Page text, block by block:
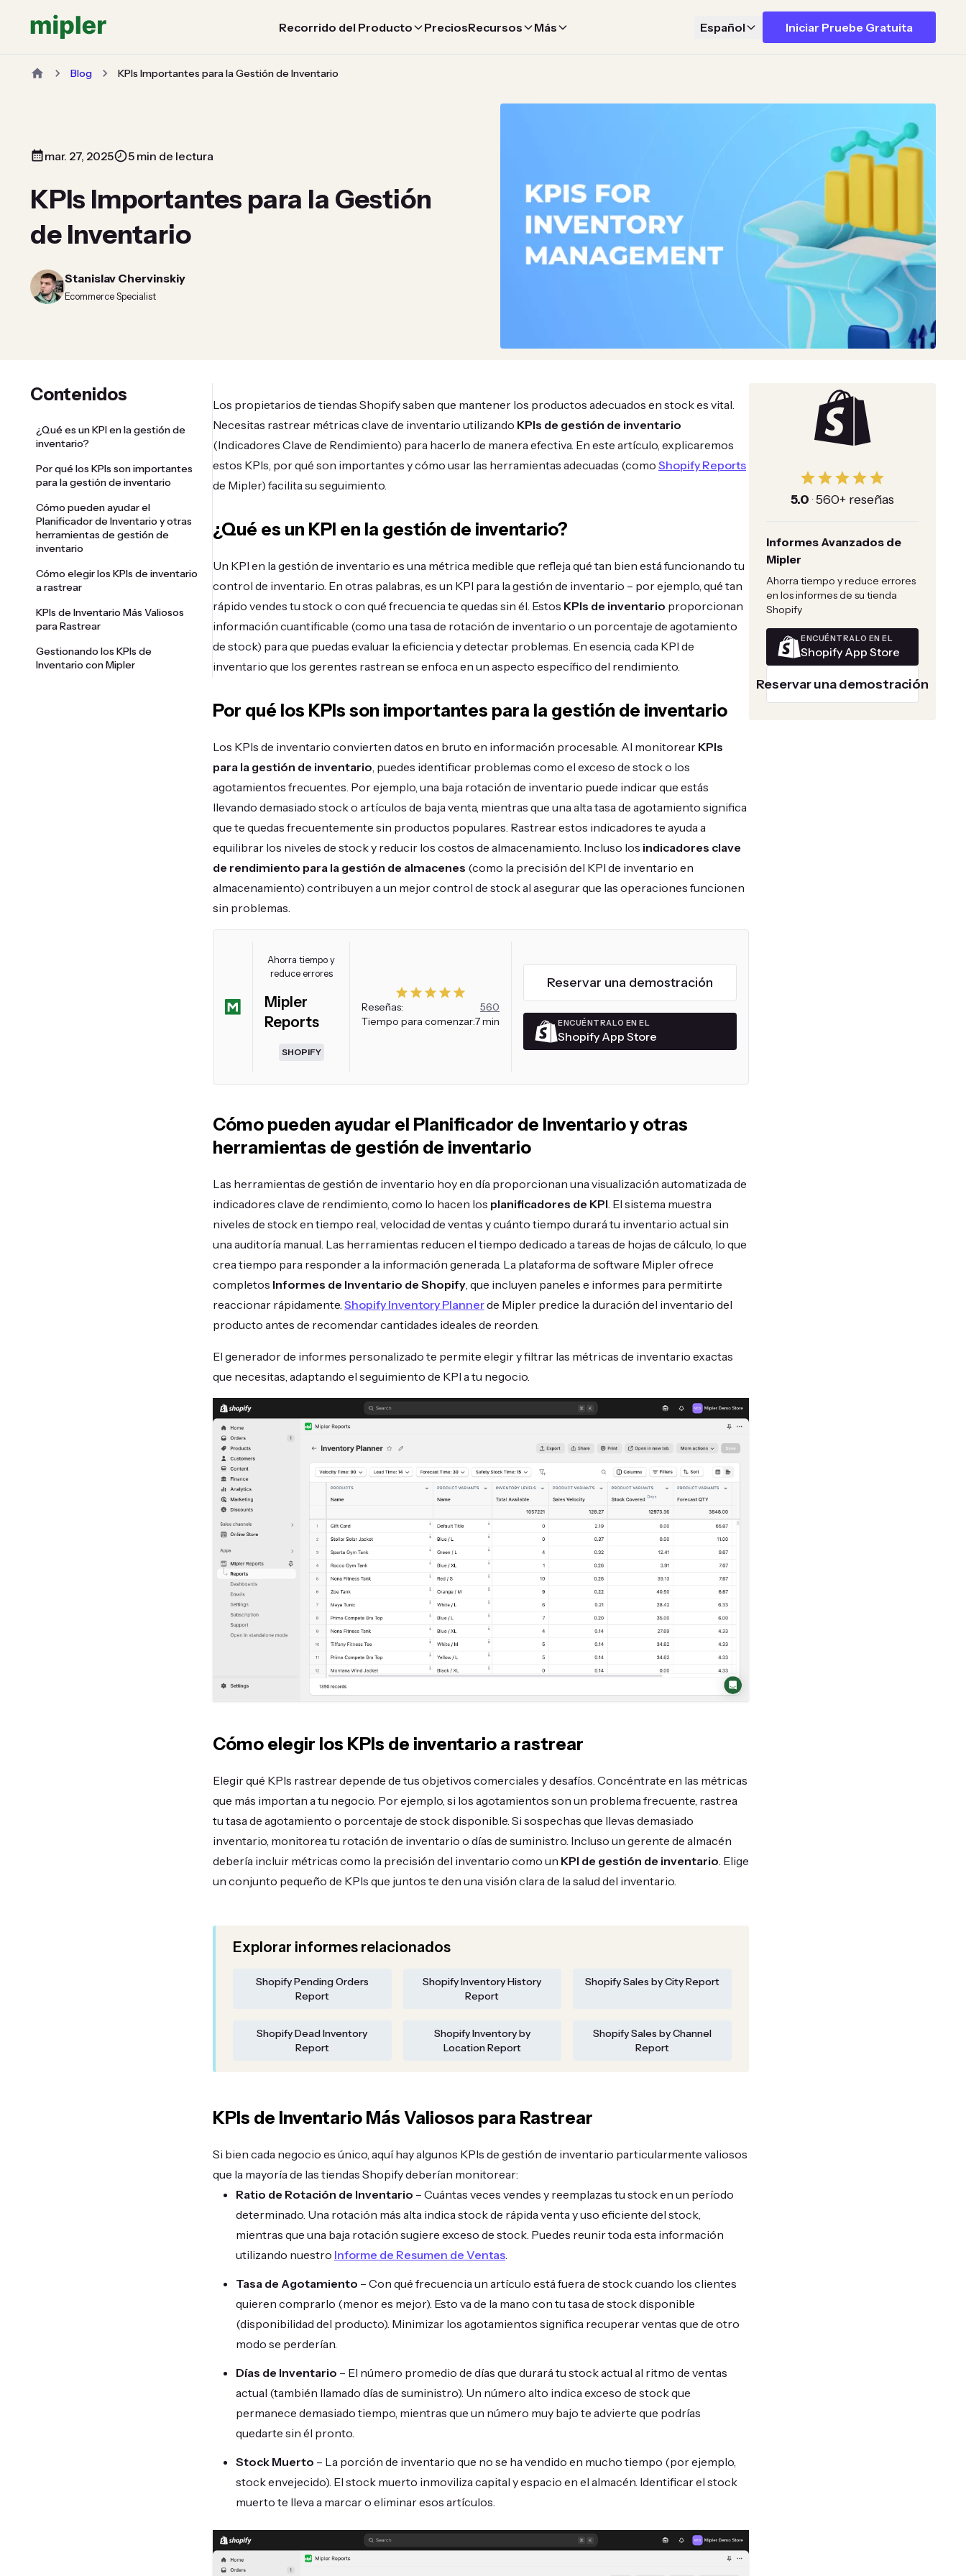
Recorrido del Producto PreciosRecursos Más Español Iniciar Pruebe Gratuita
Blog KPIs Importantes para la Gestión de Inventario
mar. 27, 2025 5 min de lectura
KPIs Importantes para la Gestión
de Inventario
Stanislav Chervinskiy
Ecommerce Specialist
Contenidos
¿Qué es un KPI en la gestión de
inventario?
Por qué los KPIs son importantes
para la gestión de inventario
Cómo pueden ayudar el
Planificador de Inventario y otras
herramientas de gestión de
inventario
Cómo elegir los KPIs de inventario
a rastrear
KPIs de Inventario Más Valiosos
para Rastrear
Gestionando los KPIs de
Inventario con Mipler
Los propietarios de tiendas Shopify saben que mantener los productos adecuados en stock es vital.
Necesitas rastrear métricas clave de inventario utilizando KPIs de gestión de inventario
(Indicadores Clave de Rendimiento) para hacerlo de manera efectiva. En este artículo, explicaremos
estos KPIs, por qué son importantes y cómo usar las herramientas adecuadas (como Shopify Reports
de Mipler) facilita su seguimiento.
¿Qué es un KPI en la gestión de inventario?
Un KPI en la gestión de inventario es una métrica medible que refleja qué tan bien está funcionando tu
control de inventario. En otras palabras, es un KPI para la gestión de inventario – por ejemplo, qué tan
rápido vendes tu stock o con qué frecuencia te quedas sin él. Estos KPIs de inventario proporcionan
información cuantificable (como una tasa de rotación de inventario o un porcentaje de agotamiento
de stock) para que puedas evaluar la eficiencia y detectar problemas. En esencia, cada KPI de
inventario que los gerentes rastrean se enfoca en un aspecto específico del rendimiento.
Por qué los KPIs son importantes para la gestión de inventario
Los KPIs de inventario convierten datos en bruto en información procesable. Al monitorear KPIs
para la gestión de inventario , puedes identificar problemas como el exceso de stock o los
agotamientos frecuentes. Por ejemplo, una baja rotación de inventario puede indicar que estás
llevando demasiado stock o artículos de baja venta, mientras que una alta tasa de agotamiento significa
que te quedas frecuentemente sin productos populares. Rastrear estos indicadores te ayuda a
equilibrar los niveles de stock y reducir los costos de almacenamiento. Incluso los indicadores clave
de rendimiento para la gestión de almacenes (como la precisión del KPI de inventario en
almacenamiento) contribuyen a un mejor control de stock al asegurar que las operaciones funcionen
sin problemas.
Ahorra tiempo y
reduce errores
Mipler
Reports
SHOPIFY
Reseñas:
560
Tiempo para comenzar:7 min
Reservar una demostración
ENCUÉNTRALO EN EL
Shopify App Store
Cómo pueden ayudar el Planificador de Inventario y otras
herramientas de gestión de inventario
Las herramientas de gestión de inventario hoy en día proporcionan una visualización automatizada de
indicadores clave de rendimiento, como lo hacen los planificadores de KPI . El sistema muestra
niveles de stock en tiempo real, velocidad de ventas y cuánto tiempo durará tu inventario actual sin
una auditoría manual. Las herramientas reducen el tiempo dedicado a tareas de hojas de cálculo, lo que
crea tiempo para responder a la información generada. La plataforma de software Mipler ofrece
completos Informes de Inventario de Shopify , que incluyen paneles e informes para permitirte
reaccionar rápidamente. Shopify Inventory Plannerde Mipler predice la duración del inventario del
producto antes de recomendar cantidades ideales de reorden.
El generador de informes personalizado te permite elegir y filtrar las métricas de inventario exactas
que necesitas, adaptando el seguimiento de KPI a tu negocio.
Cómo elegir los KPIs de inventario a rastrear
Elegir qué KPIs rastrear depende de tus objetivos comerciales y desafíos. Concéntrate en las métricas
que más importan a tu negocio. Por ejemplo, si los agotamientos son un problema frecuente, rastrea
tu tasa de agotamiento o porcentaje de stock disponible. Si sospechas que llevas demasiado
inventario, monitorea tu rotación de inventario o días de suministro. Incluso un gerente de almacén
debería incluir métricas como la precisión del inventario como un KPI de gestión de inventario . Elige
un conjunto pequeño de KPIs que juntos te den una visión clara de la salud del inventario.
Explorar informes relacionados
Shopify Pending Orders
Report
Shopify Inventory History
Report
Shopify Sales by City Report
Shopify Dead Inventory
Report
Shopify Inventory by
Location Report
Shopify Sales by Channel
Report
KPIs de Inventario Más Valiosos para Rastrear
Si bien cada negocio es único, aquí hay algunos KPIs de gestión de inventario particularmente valiosos
que la mayoría de las tiendas Shopify deberían monitorear:
Ratio de Rotación de Inventario – Cuántas veces vendes y reemplazas tu stock en un período
determinado. Una rotación más alta indica stock de rápida venta y uso eficiente del stock,
mientras que una baja rotación sugiere exceso de stock. Puedes reunir toda esta información
utilizando nuestro Informe de Resumen de Ventas
Tasa de Agotamiento – Con qué frecuencia un artículo está fuera de stock cuando los clientes
quieren comprarlo (menor es mejor). Esto va de la mano con tu tasa de stock disponible
(disponibilidad del producto). Minimizar los agotamientos significa recuperar ventas que de otro
modo se perderían.
Días de Inventario – El número promedio de días que durará tu stock actual al ritmo de ventas
actual (también llamado días de suministro). Un número alto indica exceso de stock que
permanece demasiado tiempo, mientras que un número muy bajo te advierte que podrías
quedarte sin él pronto.
Stock Muerto – La porción de inventario que no se ha vendido en mucho tiempo (por ejemplo,
stock envejecido). El stock muerto inmoviliza capital y espacio en el almacén. Identificar el stock
muerto te lleva a marcar o eliminar esos artículos.
5.0 ·560+ reseñas
Informes Avanzados de
Mipler
Ahorra tiempo y reduce errores
en los informes de su tienda
Shopify
ENCUÉNTRALO EN EL
Shopify App Store
Reservar una demostración